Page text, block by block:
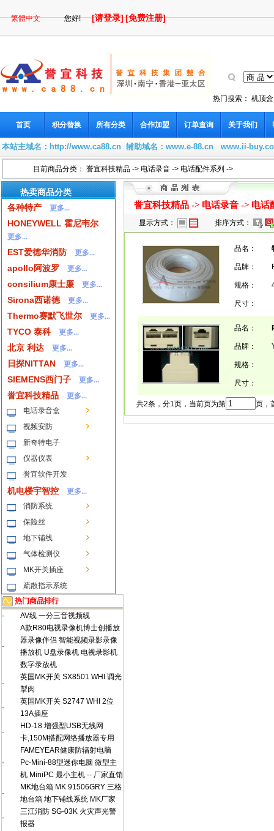
繁體中文 您好![请登录][免费注册]
热门搜索： 机顶盒
首页 积分替换 所有分类 合作加盟 订单查询 关于我们
本站主域名： http://www.ca88.cn 辅助域名： www.e-88.cn www.ii-
目前商品分类： 誉宜科技精品 -> 电话录音 -> 电话配件系列 ->
热卖商品分类
各种特产
更多...
HONEYWELL 霍尼韦尔
更多...
EST爱德华消防 更多...
apollo阿波罗 更多...
consilium康士廉 更多...
Sirona西诺德 更多...
Thermo赛默飞世尔 更多...
TYCO 泰科 更多...
北京 利达 更多...
日探NITTAN 更多...
SIEMENS西门子 更多...
誉宜科技精品
更多...
电话录音盒
视频安防
新奇特电子
仪器仪表
誉宜软件开发
机电楼宇智控
更多...
消防系统
保险丝
地下铺线
气体检测仪
MK开关插座
疏散指示系统
热门商品排行
·
AV线 一分三音视频线
·
A款R80电视录像机博士创播放
器录像伴侣 智能视频录影录像
播放机 U盘录像机 电视录影机
数字录放机
·
英国MK开关 SX8501 WHI 调光
掣肉
·
英国MK开关 S2747 WHI 2位
13A插座
·
HD-18 增强型USB无线网
卡,150M搭配网络播放器专用
·
FAMEYEAR健康防辐射电脑
Pc-Mini-88型迷你电脑 微型主
机 MiniPC 最小主机 -- 厂家直销
·
MK地台箱 MK 91506GRY 三格
地台箱 地下铺线系统 MK厂家
·
三江消防 SG-03K 火灾声光警
报器
誉宜科技精品 -> 电话录音 -> 电话
显示方式： 排序方式：
品名：
品牌：
规格：
尺寸：
品名：
品牌：
规格：
尺寸：
共2条，分1页，当前页为第 页，